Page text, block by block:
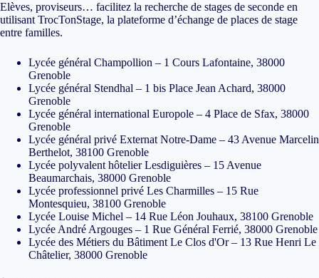
Elèves, proviseurs… facilitez la recherche de stages de seconde en
utilisantTrocTonStage, la plateforme d’échange de places de stage
entre familles.
Lycée général Champollion – 1 Cours Lafontaine, 38000
Grenoble
Lycée général Stendhal – 1 bis Place Jean Achard, 38000
Grenoble
Lycée général international Europole – 4 Place de Sfax, 38000
Grenoble
Lycée général privé Externat Notre-Dame – 43 Avenue Marcelin
Berthelot, 38100 Grenoble
Lycée polyvalent hôtelier Lesdiguières – 15 Avenue
Beaumarchais, 38000 Grenoble
Lycée professionnel privé Les Charmilles – 15 Rue
Montesquieu, 38100 Grenoble
Lycée Louise Michel – 14 Rue Léon Jouhaux, 38100 Grenoble
Lycée André Argouges – 1 Rue Général Ferrié, 38000 Grenoble
Lycée des Métiers du Bâtiment Le Clos d'Or – 13 Rue Henri Le
Châtelier, 38000 Grenoble